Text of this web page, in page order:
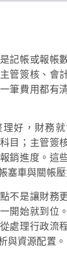
記帳或報帳
管簽核、會
筆費用都有
好，財務
目；主管簽
銷進度。這
塞車與關帳壓
不是讓財務
開始就到位
處理行政流
與資源配置。